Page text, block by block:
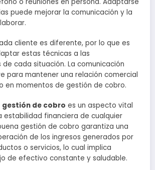
puede mejorar la comunicación y la
cliente es diferente, por lo que es
estas técnicas a las
cada situación. La comunicación
para mantener una relación comercial
en momentos de gestión de cobro.
gestión de cobro es un aspecto vital
estabilidad financiera de cualquier
gestión de cobro garantiza una
de los ingresos generados por
o servicios, lo cual implica
de efectivo constante y saludable.